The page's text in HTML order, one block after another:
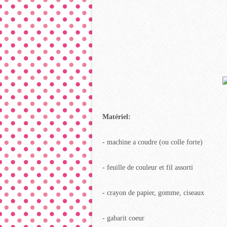
Matériel:
- machine a coudre (ou colle forte)
- feuille de couleur et fil assorti
- crayon de papier, gomme, ciseaux
- gabarit coeur